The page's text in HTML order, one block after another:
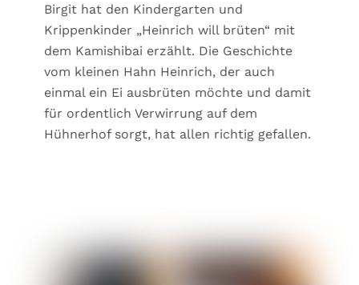
Birgit hat den Kindergarten und
Krippenkinder „Heinrich will brüten“ mit
dem Kamishibai erzählt. Die Geschichte
vom kleinen Hahn Heinrich, der auch
einmal ein Ei ausbrüten möchte und damit
für ordentlich Verwirrung auf dem
Hühnerhof sorgt, hat allen richtig gefallen.